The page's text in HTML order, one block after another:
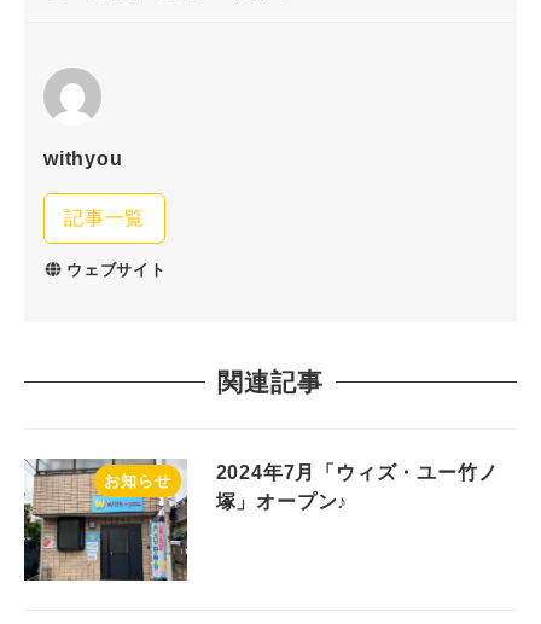
withyou
記事一覧
ウェブサイト
関連記事
お知らせ
2024年7月「ウィズ・ユー竹ノ
塚」オープン♪